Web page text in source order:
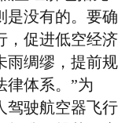
是没有的。要确
，促进低空经济
雨绸缪，提前规
律体系。”为
驾驶航空器飞行